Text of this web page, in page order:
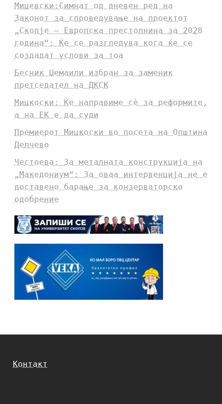
Мицевски:Симнат од дневен ред на
Законот за спроведување на проектот
„Скопје – Европска престолнина за 2028
година“: Ќе се разгледува кога ќе се
создадат услови за тоа
Бесник Џемаили избран за заменик
претседател на ДКСК
Мицкоски: Ќе направиме сè за реформите,
а на ЕК е да суди
Премиерот Мицкоски во посета на Општина
Делчево
Честоева: За металната конструкција на
„Македониум“: За оваа интервенција не е
доставено барање за конзерваторско
одобрение
Контакт